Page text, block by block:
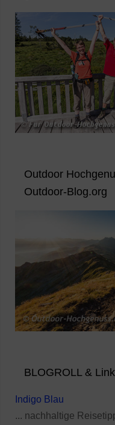
Outdoor
Outdoor-Blog.org
BLOGROLL &
Indigo Blau
... nachhaltige